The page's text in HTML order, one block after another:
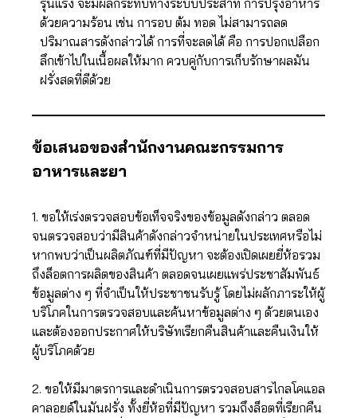
รุนแรง จะมีผลกระทบทางระบบประสาท การปรุงอาหาร
ด้วยความร้อน เช่น การอบ ต้ม ทอด ไม่สามารถลด
ปริมาณสารดังกล่าวได้ การที่จะลดได้ คือ การปอกเปลือก
ลึกเข้าไปในเนื้อผลให้มาก ควบคู่กับการเก็บรักษาผลมัน
ฝรั่งสดที่ดีด้วย
ข้อเสนอของสำนักงานคณะกรรมการ
อาหารและยา
1. ขอให้เร่งตรวจสอบข้อเท็จจริงของข้อมูลดังกล่าว ตลอด
จนตรวจสอบว่ามีสินค้าดังกล่าวจำหน่ายในประเทศหรือไม่
หากพบว่าเป็นผลิตภัณฑ์ที่มีปัญหา จะต้องเปิดเผยยี่ห้อรวม
ถึงล็อตการผลิตของสินค้า ตลอดจนเผยแพร่ประชาสัมพันธ์
ข้อมูลต่าง ๆ ที่จำเป็นให้ประชาชนรับรู้ โดยไม่ผลักภาระให้ผู้
บริโภคในการตรวจสอบและค้นหาข้อมูลต่าง ๆ ด้วยตนเอง
และต้องออกประกาศให้บริษัทเรียกคืนสินค้าและคืนเงินให้
ผู้บริโภคด้วย
2. ขอให้มีมาตรการและดำเนินการตรวจสอบสารไกลโคแอล
คาลอยด์ในมันฝรั่ง ทั้งยี่ห้อที่มีปัญหา รวมถึงล็อตที่เรียกคืน